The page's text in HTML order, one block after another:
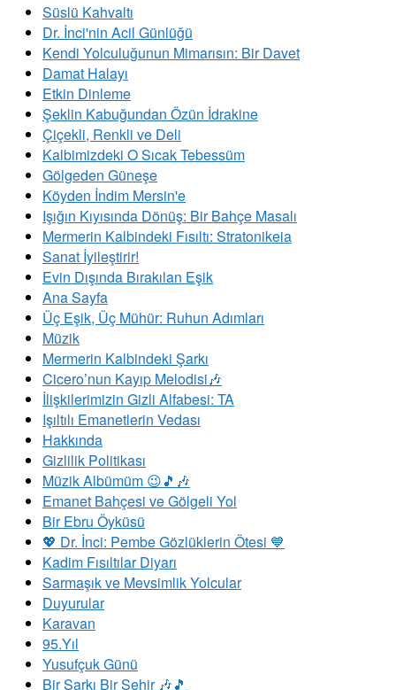
Süslü Kahvaltı
Dr. İnci'nin Acil Günlüğü
Kendi Yolculuğunun Mimarısın: Bir Davet
Damat Halayı
Etkin Dinleme
Şeklin Kabuğundan Özün İdrakine
Çiçekli, Renkli ve Deli
Kalbimizdeki O Sıcak Tebessüm
Gölgeden Güneşe
Köyden İndim Mersin'e
Işığın Kıyısında Dönüş: Bir Bahçe Masalı
Mermerin Kalbindeki Fısıltı: Stratonikeia
Sanat İyileştirir!
Evin Dışında Bırakılan Eşik
Ana Sayfa
Üç Eşik, Üç Mühür: Ruhun Adımları
Müzik
Mermerin Kalbindeki Şarkı
Cicero’nun Kayıp Melodisi🎶
İlişkilerimizin Gizli Alfabesi: TA
​Işıltılı Emanetlerin Vedası
Hakkında
Gizlilik Politikası
Müzik Albümüm 😉🎵🎶
Emanet Bahçesi ve Gölgeli Yol
Bir Ebru Öyküsü
💖 Dr. İnci: Pembe Gözlüklerin Ötesi 💙
Kadim Fısıltılar Diyarı
Sarmaşık ve Mevsimlik Yolcular
Duyurular
Karavan
95.Yıl
Yusufçuk Günü
Bir Şarkı Bir Şehir 🎶🎵